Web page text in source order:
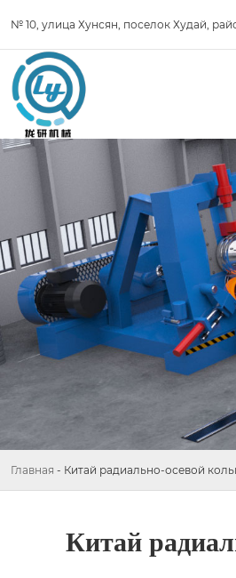
№ 10, улица Хунсян, поселок Худай,
Главная - Китай радиально-осевой
Китай